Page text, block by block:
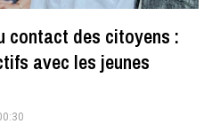
contact des citoyens :
avec les jeunes